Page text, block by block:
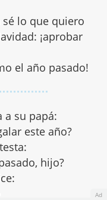
sé lo que quiero
¡aprobar
el año pasado!
a su papá:
este año?
hijo?
Ad